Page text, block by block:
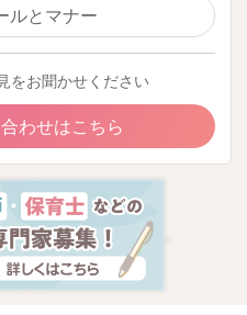
ルとマナー
をお聞かせください
わせはこちら